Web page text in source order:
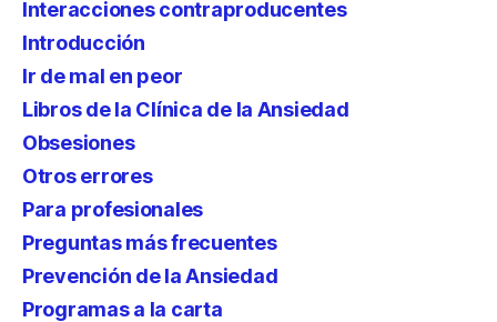
Interacciones contraproducentes
Introducción
Ir de mal en peor
Libros de la Clínica de la Ansiedad
Obsesiones
Otros errores
Para profesionales
Preguntas más frecuentes
Prevención de la Ansiedad
Programas a la carta